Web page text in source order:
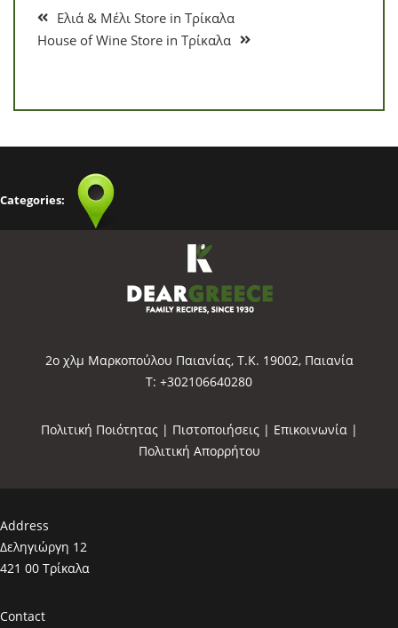
Ελιά & Μέλι Store in Τρίκαλα
House of Wine Store in Τρίκαλα
Categories:
2o χλμ Μαρκοπούλου Παιανίας, Τ.Κ. 19002, Παιανία
Τ: +302106640280
Πολιτική Ποιότητας| Πιστοποιήσεις| Επικοινωνία|
Πολιτική Απορρήτου
Address
Δεληγιώργη 12
421 00 Τρίκαλα
Contact